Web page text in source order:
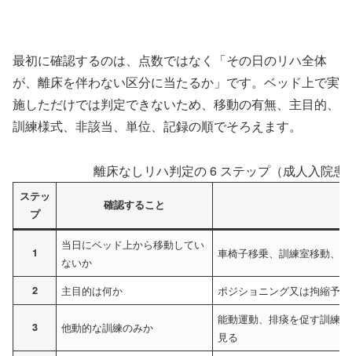
最初に確認するのは、点数ではなく「その日のリハ全体
が、離床を伴わない区分に当たるか」です。ベッド上で実
施しただけでは判定できないため、移動の有無、主目的、
訓練様式、非該当、単位、記録の順でそろえます。
離床なしリハ判定の 6 ステップ（成人入院
ステッ
プ
確認すること
1
当日にベッド上から移動してい
ないか
車椅子移乗、訓練室移動、
2 主目的は何か ポジショニング又は拘縮予
3 他動的な訓練のみか
能動運動、排痰を促す訓練
見る